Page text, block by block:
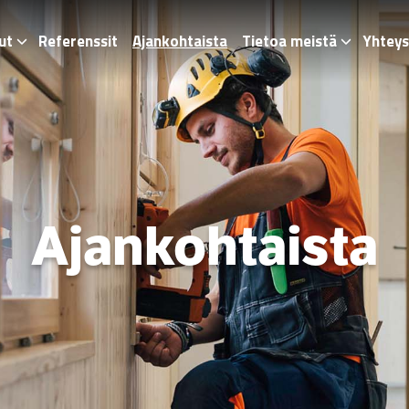
Referenssit Ajankohtaista Tietoa meistä
Ajankohtaista